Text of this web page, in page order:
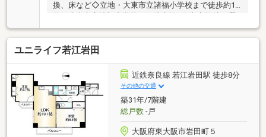
換、床など◇立地・大東市立諸福小学校まで徒歩約11
ばれる理由◆◇１．お金の扱い方のプロ、ファイナン
シャルプランナーが資金計画をサポート！２．買い替
えなどにも対応できる売却専門チームあり！３．たく
さんの銀行と繋がりがあるため、最も低金利になるよ
うに審査が可能！４．物件のお引渡し後に必要になっ
たお家のリフォームも弊社のリフォームプランナーが
ご提案！５．定期的にご連絡を繋ぎ、有事の際に迅速
にサポートいたします弊社は専門家同士が連携をとっ
ているため、より多くの知見がございます。
ユニライフ若江岩田
近鉄奈良線 若江岩田駅 徒歩8分
その他の交通
築31年/7階建
総戸数-戸
大阪府東大阪市岩田町５